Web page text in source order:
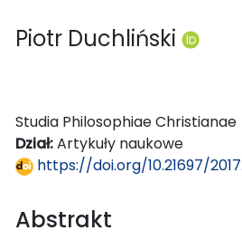
Piotr Duchliński
Studia Philosophiae Christianae
Dział:Artykuły naukowe
https://doi.org/10.21697/
Abstrakt